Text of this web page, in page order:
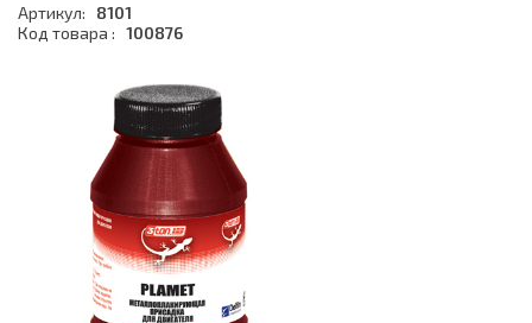
Артикул:
8101
Код товара : 100876